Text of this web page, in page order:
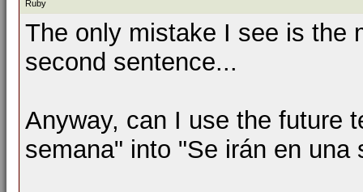
Ruby
The only mistake I see is the
second sentence...
Anyway, can I use the future
semana" into "Se irán en una